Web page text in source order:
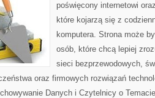
poświęcony internetowi
które kojarzą się z
komputera. Strona może
osób, które chcą lepiej
sieci bezprzewodowych,
oraz firmowych rozwiązań
Danych i Czytelnicy o